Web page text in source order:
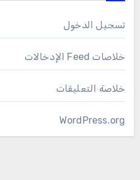
تسجيل الدخول
خلاصات Feed الإدخالات
خلاصة التعليقات
WordPress.org